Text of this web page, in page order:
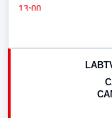
13:00